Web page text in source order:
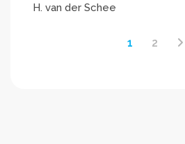
H. van der Schee
1 2